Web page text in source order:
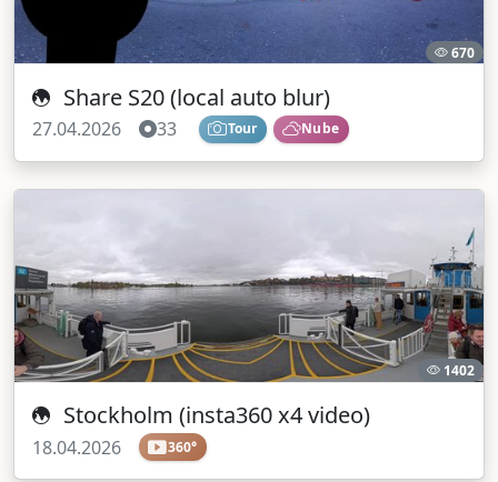
670
Share S20 (local auto blur)
27.04.2026 33 Tour Nube
1402
Stockholm (insta360 x4 video)
18.04.2026 360°